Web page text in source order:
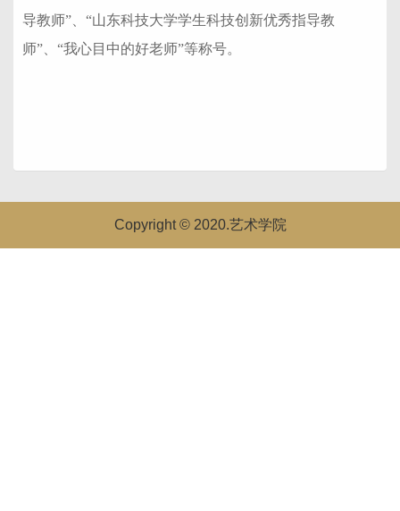
导教师”、“山东科技大学学生科技创新优秀指导教
师”、“我心目中的好老师”等称号。
Copyright © 2020.艺术学院